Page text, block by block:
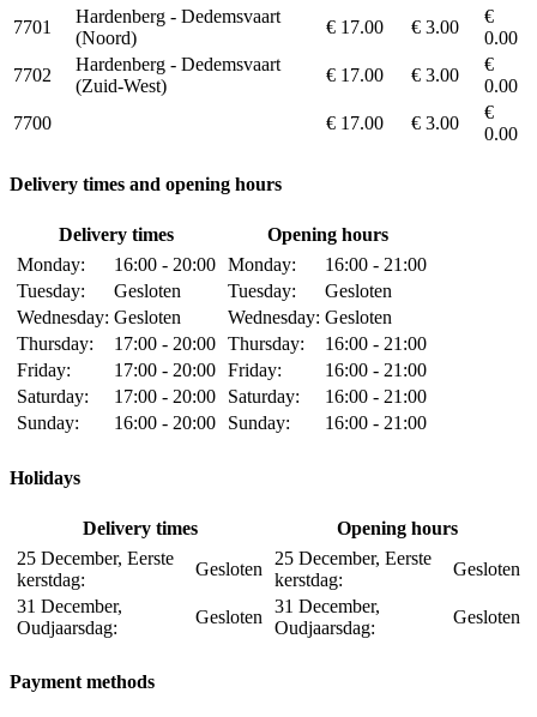
7701
Hardenberg - Dedemsvaart
(Noord)
€ 17.00 € 3.00
€
0.00
7702
Hardenberg - Dedemsvaart
(Zuid-West)
€ 17.00 € 3.00
€
0.00
7700
€ 17.00 € 3.00
€
0.00
Delivery times and opening hours
Delivery times
Opening hours
Monday:
16:00 - 20:00
Tuesday:
Gesloten
Wednesday: Gesloten
Thursday:
17:00 - 20:00
Friday:
17:00 - 20:00
Saturday:
17:00 - 20:00
Sunday:
16:00 - 20:00
Monday:
16:00 - 21:00
Tuesday:
Gesloten
Wednesday: Gesloten
Thursday:
16:00 - 21:00
Friday:
16:00 - 21:00
Saturday:
16:00 - 21:00
Sunday:
16:00 - 21:00
Holidays
Delivery times
Opening hours
25 December, Eerste
kerstdag:
Gesloten
31 December,
Oudjaarsdag:
Gesloten
25 December, Eerste
kerstdag:
Gesloten
31 December,
Oudjaarsdag:
Gesloten
Payment methods